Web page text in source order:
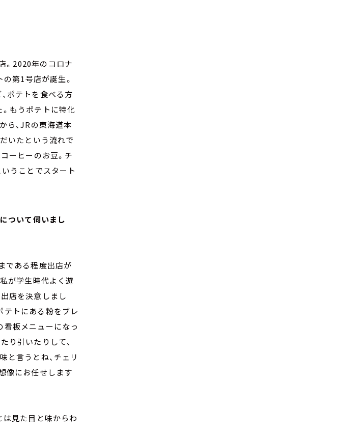
。2020年のコロナ
第1号店が誕生。
ポテトを食べる方
もうポテトに特化
ら、JRの東海道本
いたという流れで
ーヒーのお豆。チ
うことでスタート
ついて伺いまし
である程度出店が
が学生時代よく遊
店を決意しまし
テトにある粉をブレ
看板メニューになっ
り引いたりして、
と言うとね、チェリ
像にお任せします
は見た目と味からわ